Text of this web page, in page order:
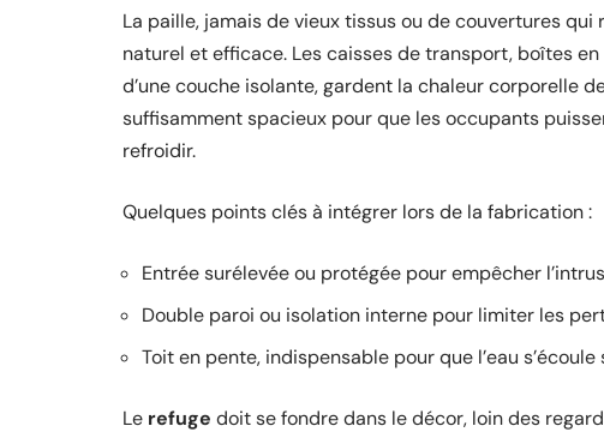
La paille, jamais de vieux tissus ou de couvertures qui
naturel et efficace. Les caisses de transport, boîtes
d’une couche isolante, gardent la chaleur corporelle
suffisamment spacieux pour que les occupants
refroidir.
Quelques points clés à intégrer lors de la fabrication :
Entrée surélevée ou protégée pour empêcher
Double paroi ou isolation interne pour limiter les
Toit en pente, indispensable pour que l’eau
Le refuge doit se fondre dans le décor, loin des